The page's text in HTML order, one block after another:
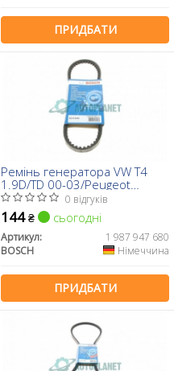
ПРИДБАТИ
Ремінь генератора VW T4
1.9D/TD 00-03/Peugeot
405/309/205 1.8/1.9D 88-97
(10x650)
0 відгуків
144₴ сьогодні
Артикул:
1 987 947 680
BOSCH
Німеччина
ПРИДБАТИ